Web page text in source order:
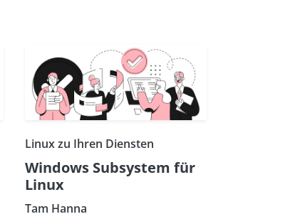
Linux zu Ihren Diensten
Windows Subsystem für
Linux
Tam Hanna